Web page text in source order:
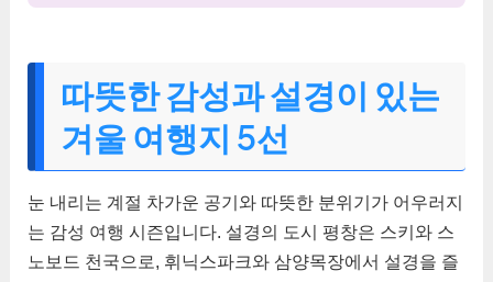
따뜻한 감성과 설경이 있는
겨울 여행지 5선
눈 내리는 계절 차가운 공기와 따뜻한 분위기가 어우러지
는 감성 여행 시즌입니다. 설경의 도시 평창은 스키와 스
노보드 천국으로, 휘닉스파크와 삼양목장에서 설경을 즐